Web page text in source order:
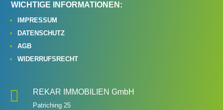
WICHTIGE INFORMATIONEN:
IMPRESSUM
DATENSCHUTZ
AGB
WIDERRUFSRECHT
 REKAR IMMOBILIEN GmbH
Patriching 25